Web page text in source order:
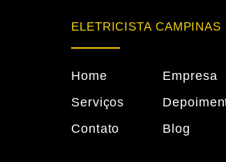
ELETRICISTA CAMPINAS
Home
Empresa
Serviços
Contato
Blog